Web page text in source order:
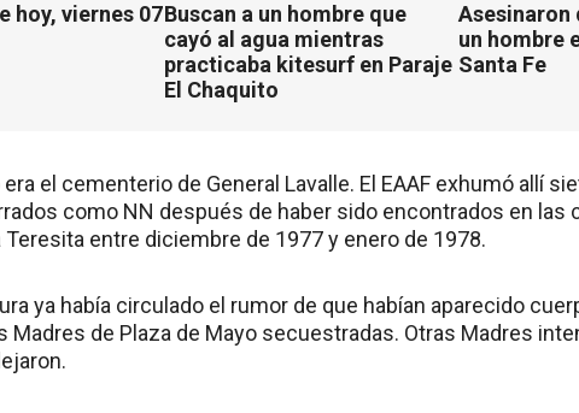
hoy, viernes 07Buscan a un hombre que
cayó al agua mientras
practicaba kitesurf en Paraje
El Chaquito
Asesinaron
un hombre
Santa Fe
el cementerio de General Lavalle. El EAAF exhumó allí
como NN después de haber sido encontrados en las
Teresita entre diciembre de 1977 y enero de 1978.
ya había circulado el rumor de que habían aparecido
Madres de Plaza de Mayo secuestradas. Otras Madres